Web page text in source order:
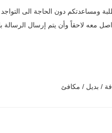
ومساعدتكم دون الحاجة الى
معه لاحقاً وأن يتم إرسال الرسالة
/ بديل / مكافئ